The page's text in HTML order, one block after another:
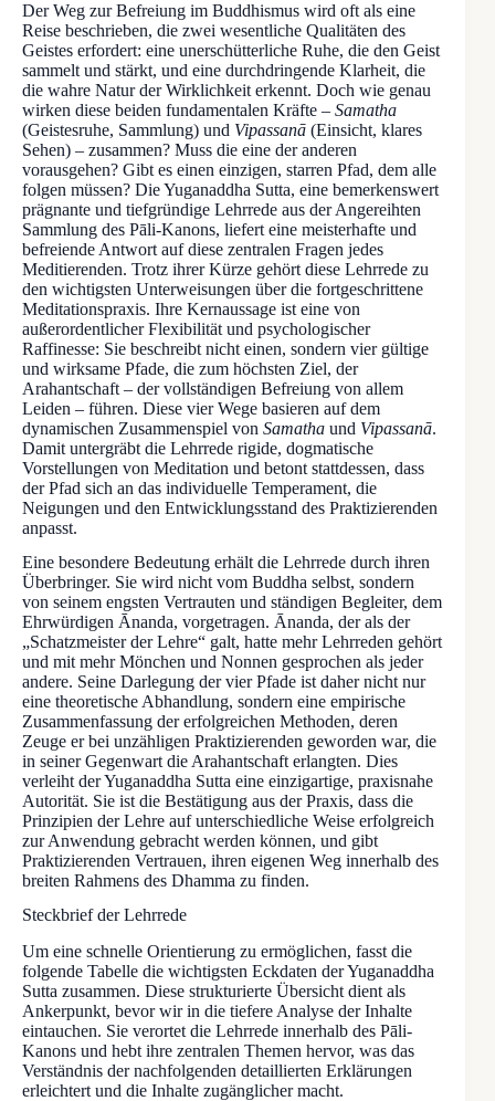
Der Weg zur Befreiung im Buddhismus wird oft als eine
Reise beschrieben, die zwei wesentliche Qualitäten des
Geistes erfordert: eine unerschütterliche Ruhe, die den Geist
sammelt und stärkt, und eine durchdringende Klarheit, die
die wahre Natur der Wirklichkeit erkennt. Doch wie genau
wirken diese beiden fundamentalen Kräfte – Samatha
(Geistesruhe, Sammlung) und Vipassanā (Einsicht, klares
Sehen) – zusammen? Muss die eine der anderen
vorausgehen? Gibt es einen einzigen, starren Pfad, dem alle
folgen müssen? Die Yuganaddha Sutta, eine bemerkenswert
prägnante und tiefgründige Lehrrede aus der Angereihten
Sammlung des Pāli-Kanons, liefert eine meisterhafte und
befreiende Antwort auf diese zentralen Fragen jedes
Meditierenden. Trotz ihrer Kürze gehört diese Lehrrede zu
den wichtigsten Unterweisungen über die fortgeschrittene
Meditationspraxis. Ihre Kernaussage ist eine von
außerordentlicher Flexibilität und psychologischer
Raffinesse: Sie beschreibt nicht einen, sondern vier gültige
und wirksame Pfade, die zum höchsten Ziel, der
Arahantschaft – der vollständigen Befreiung von allem
Leiden – führen. Diese vier Wege basieren auf dem
dynamischen Zusammenspiel von Samatha und Vipassanā.
Damit untergräbt die Lehrrede rigide, dogmatische
Vorstellungen von Meditation und betont stattdessen, dass
der Pfad sich an das individuelle Temperament, die
Neigungen und den Entwicklungsstand des Praktizierenden
anpasst.
Eine besondere Bedeutung erhält die Lehrrede durch ihren
Überbringer. Sie wird nicht vom Buddha selbst, sondern
von seinem engsten Vertrauten und ständigen Begleiter, dem
Ehrwürdigen Ānanda, vorgetragen. Ānanda, der als der
„Schatzmeister der Lehre“ galt, hatte mehr Lehrreden gehört
und mit mehr Mönchen und Nonnen gesprochen als jeder
andere. Seine Darlegung der vier Pfade ist daher nicht nur
eine theoretische Abhandlung, sondern eine empirische
Zusammenfassung der erfolgreichen Methoden, deren
Zeuge er bei unzähligen Praktizierenden geworden war, die
in seiner Gegenwart die Arahantschaft erlangten. Dies
verleiht der Yuganaddha Sutta eine einzigartige, praxisnahe
Autorität. Sie ist die Bestätigung aus der Praxis, dass die
Prinzipien der Lehre auf unterschiedliche Weise erfolgreich
zur Anwendung gebracht werden können, und gibt
Praktizierenden Vertrauen, ihren eigenen Weg innerhalb des
breiten Rahmens des Dhamma zu finden.
Steckbrief der Lehrrede
Um eine schnelle Orientierung zu ermöglichen, fasst die
folgende Tabelle die wichtigsten Eckdaten der Yuganaddha
Sutta zusammen. Diese strukturierte Übersicht dient als
Ankerpunkt, bevor wir in die tiefere Analyse der Inhalte
eintauchen. Sie verortet die Lehrrede innerhalb des Pāli-
Kanons und hebt ihre zentralen Themen hervor, was das
Verständnis der nachfolgenden detaillierten Erklärungen
erleichtert und die Inhalte zugänglicher macht.